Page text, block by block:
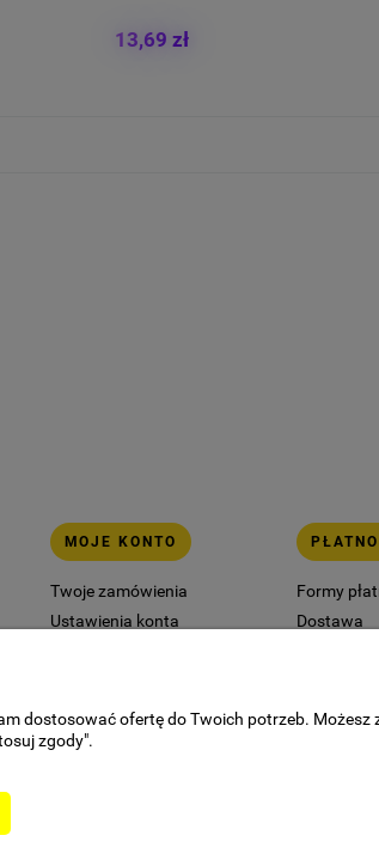
13,69 zł
MOJE KONTO
Twoje zamówienia
Ustawienia konta
Formy
Dostawa
dostosować ofertę do Twoich potrzeb.
zgody".